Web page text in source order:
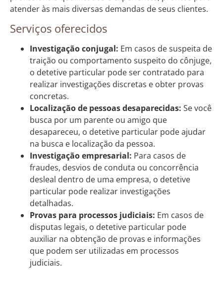
atender às mais diversas demandas de seus clientes.
Serviços oferecidos
Investigação conjugal: Em casos de suspeita de
traição ou comportamento suspeito do cônjuge,
o detetive particular pode ser contratado para
realizar investigações discretas e obter provas
concretas.
Localização de pessoas desaparecidas: Se você
busca por um parente ou amigo que
desapareceu, o detetive particular pode ajudar
na busca e localização da pessoa.
Investigação empresarial: Para casos de
fraudes, desvios de conduta ou concorrência
desleal dentro de uma empresa, o detetive
particular pode realizar investigações
detalhadas.
Provas para processos judiciais: Em casos de
disputas legais, o detetive particular pode
auxiliar na obtenção de provas e informações
que podem ser utilizadas em processos
judiciais.